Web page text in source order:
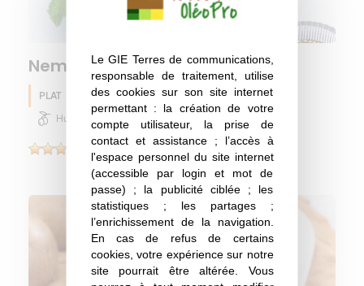
Le GIE Terres de communications,
responsable de traitement, utilise
des cookies sur son site internet
permettant : la création de votre
compte utilisateur, la prise de
contact et assistance ; l’accès à
l'espace personnel du site internet
(accessible par login et mot de
passe) ; la publicité ciblée ; les
statistiques ; les partages ;
l’enrichissement de la navigation.
En cas de refus de certains
cookies, votre expérience sur notre
site pourrait être altérée. Vous
Nems de lentilles
PLAT Automne Lentille
Soja
Huile d'olive